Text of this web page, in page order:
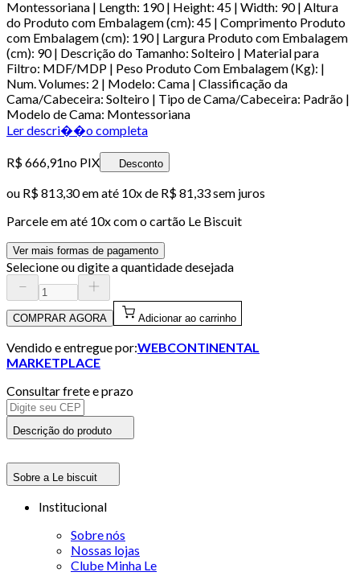
Montessoriana | Length: 190 | Height: 45 | Width: 90 | Altura
do Produto com Embalagem (cm): 45 | Comprimento Produto
com Embalagem (cm): 190 | Largura Produto com Embalagem
(cm): 90 | Descrição do Tamanho: Solteiro | Material para
Filtro: MDF/MDP | Peso Produto Com Embalagem (Kg): |
Num. Volumes: 2 | Modelo: Cama | Classificação da
Cama/Cabeceira: Solteiro | Tipo de Cama/Cabeceira: Padrão |
Modelo de Cama: Montessoriana
Ler descri��o completa
R$ 666,91no PIX Desconto
ou R$ 813,30em até 10x de R$ 81,33 sem juros
Parcele em até 10x com o cartão Le Biscuit
Ver mais formas de pagamento
Selecione ou digite a quantidade desejada
COMPRAR AGORA Adicionar ao carrinho
Vendido e entregue por:WEBCONTINENTAL
MARKETPLACE
Consultar frete e prazo
Descrição do produto
Sobre a Le biscuit
Institucional
Sobre nós
Nossas lojas
Clube Minha Le